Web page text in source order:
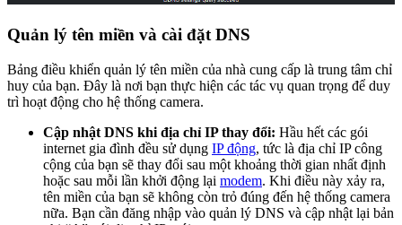
Quản lý tên miền và cài đặt DNS
Bảng điều khiển quản lý tên miền của nhà cung cấp là trung tâm chỉ
huy của bạn. Đây là nơi bạn thực hiện các tác vụ quan trọng để duy
trì hoạt động cho hệ thống camera.
Cập nhật DNS khi địa chỉ IP thay đổi: Hầu hết các gói
internet gia đình đều sử dụng IP động, tức là địa chỉ IP công
cộng của bạn sẽ thay đổi sau một khoảng thời gian nhất định
hoặc sau mỗi lần khởi động lại modem. Khi điều này xảy ra,
tên miền của bạn sẽ không còn trỏ đúng đến hệ thống camera
nữa. Bạn cần đăng nhập vào quản lý DNS và cập nhật lại bản